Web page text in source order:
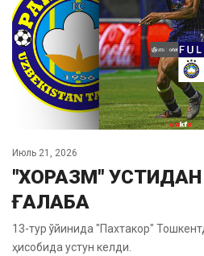
Июль 21, 2026
"ХОРАЗМ"
ҒАЛАБА
13-тур ўйинида "Пахтакор"
ҳисобида устун келди.